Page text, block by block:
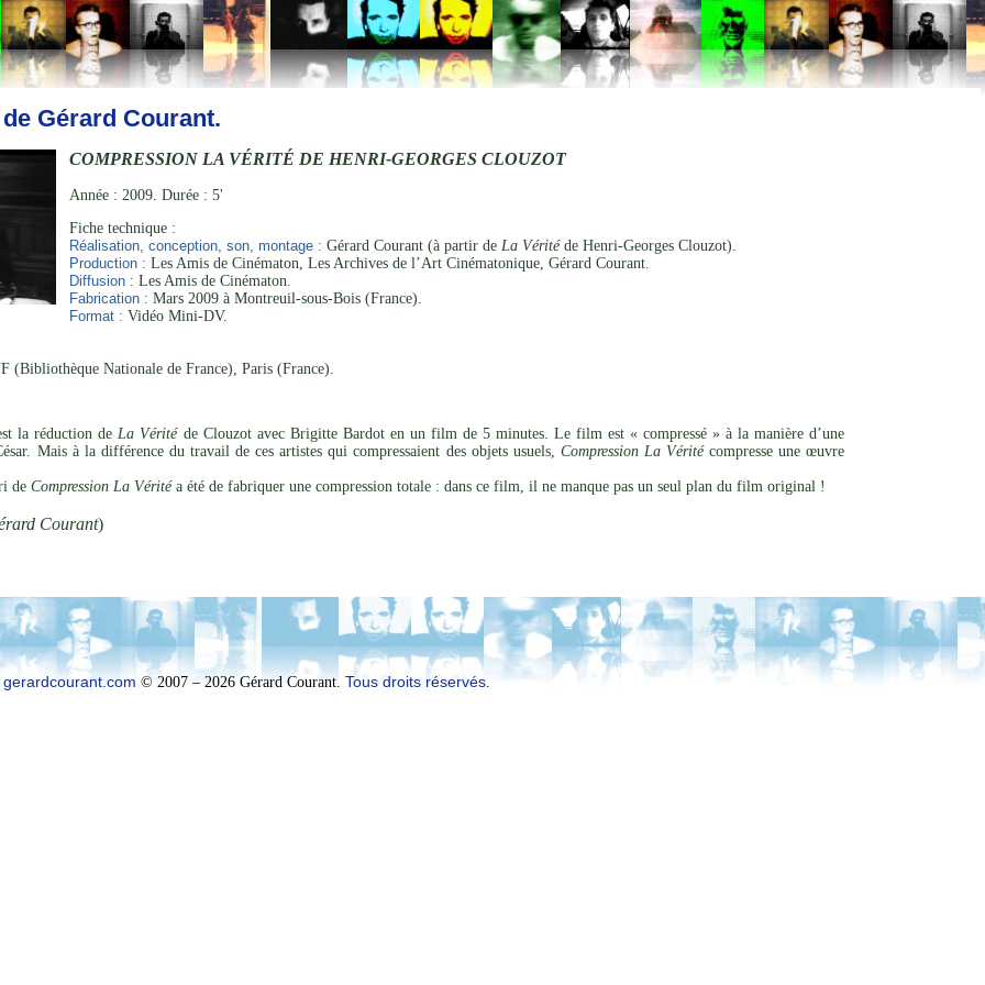
Gérard Courant.
COMPRESSION LA VÉRITÉ DE HENRI-GEORGES CLOUZOT
Année : 2009. Durée : 5'
Fiche technique :
Réalisation, conception, son, montage : Gérard Courant (à partir de La Véritéde Henri-Georges Clouzot).
Production : Les Amis de Cinématon, Les Archives de l’Art Cinématonique, Gérard Courant.
Diffusion : Les Amis de Cinématon.
Fabrication : Mars 2009 à Montreuil-sous-Bois (France).
Format : Vidéo Mini-DV.
(Bibliothèque Nationale de France), Paris (France).
la réduction deLa Véritéde Clouzot avec Brigitte Bardot en un film de 5 minutes. Le film est « compressé » à la manière d’une
Mais à la différence du travail de ces artistes qui compressaient des objets usuels, Compression La Véritécompresse une œuvre
deCompression La Véritéa été de fabriquer une compression totale : dans ce film, il ne manque pas un seul plan du film original !
Courant)
gerardcourant.com © 2007 – 2026 Gérard Courant. Tous droits réservés.